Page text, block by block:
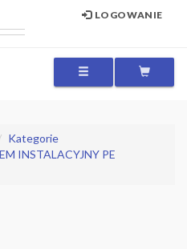
LOGOWANIE
MENU
Kategorie
INSTALACYJNY PE